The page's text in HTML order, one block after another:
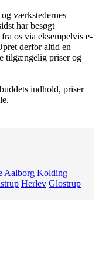
værkstedernes
har besøgt
os via eksempelvis e-
derfor altid en
tilgængelig priser og
indhold, priser
Aalborg Kolding
Herlev Glostrup